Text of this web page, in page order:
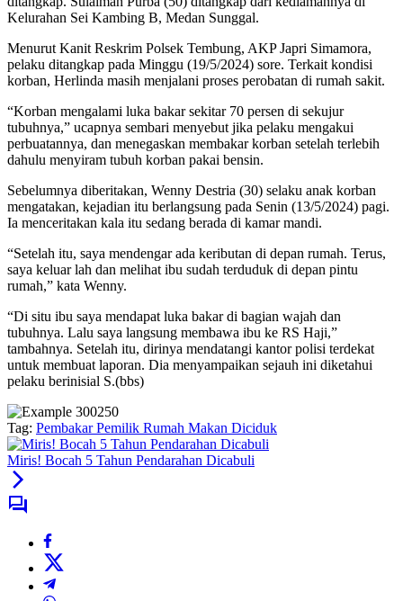
Kelurahan Sei Kambing B, Medan Sunggal.
Menurut Kanit Reskrim Polsek Tembung, AKP Japri Simamora,
pelaku ditangkap pada Minggu (19/5/2024) sore. Terkait kondisi
korban, Herlinda masih menjalani proses perobatan di rumah sakit.
“Korban mengalami luka bakar sekitar 70 persen di sekujur
tubuhnya,” ucapnya sembari menyebut jika pelaku mengakui
perbuatannya, dan menegaskan membakar korban setelah terlebih
dahulu menyiram tubuh korban pakai bensin.
Sebelumnya diberitakan, Wenny Destria (30) selaku anak korban
mengatakan, kejadian itu berlangsung pada Senin (13/5/2024) pagi.
Ia menceritakan kala itu sedang berada di kamar mandi.
“Setelah itu, saya mendengar ada keributan di depan rumah. Terus,
saya keluar lah dan melihat ibu sudah terduduk di depan pintu
rumah,” kata Wenny.
“Di situ ibu saya mendapat luka bakar di bagian wajah dan
tubuhnya. Lalu saya langsung membawa ibu ke RS Haji,”
tambahnya. Setelah itu, dirinya mendatangi kantor polisi terdekat
untuk membuat laporan. Dia menyampaikan sejauh ini diketahui
pelaku berinisial S.(bbs)
Tag: Pembakar Pemilik Rumah Makan Diciduk
Miris! Bocah 5 Tahun Pendarahan Dicabuli